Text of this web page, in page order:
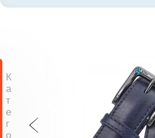
К
а
т
е
г
о